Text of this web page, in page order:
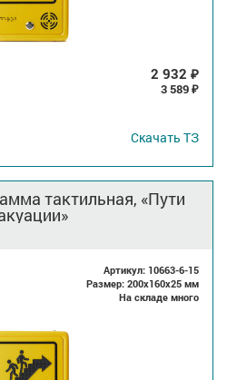
2 932 ₽
3 589 ₽
Скачать ТЗ
тактильная, «Пути
Артикул: 10663-6-15
Размер: 200x160x25 мм
На складе много